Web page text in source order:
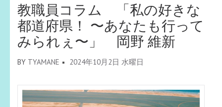
教職員コラム 「私の好きな
都道府県！ 〜あなたも行って
みられぇ〜」 岡野 維新
BY TYAMANE 2024年10月2日 水曜日